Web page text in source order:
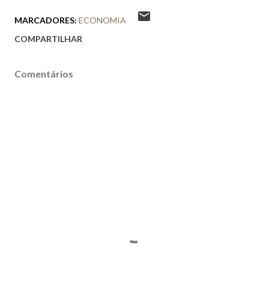
MARCADORES: ECONOMIA
COMPARTILHAR
Comentários